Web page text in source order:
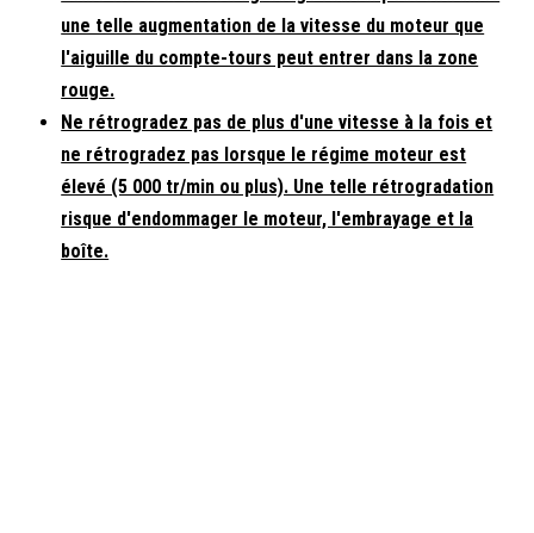
une telle augmentation de la vitesse du moteur que
l'aiguille du compte-tours peut entrer dans la zone
rouge.
Ne rétrogradez pas de plus d'une vitesse à la fois et
ne rétrogradez pas lorsque le régime moteur est
élevé (5 000 tr/min ou plus). Une telle rétrogradation
risque d'endommager le moteur, l'embrayage et la
boîte.